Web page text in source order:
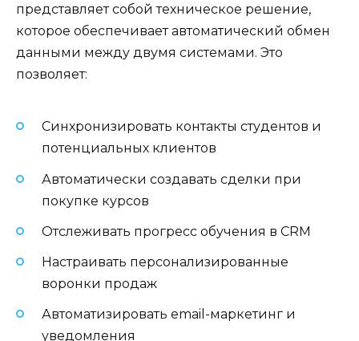
представляет собой техническое решение,
которое обеспечивает автоматический обмен
данными между двумя системами. Это
позволяет:
Синхронизировать контакты студентов и
потенциальных клиентов
Автоматически создавать сделки при
покупке курсов
Отслеживать прогресс обучения в CRM
Настраивать персонализированные
воронки продаж
Автоматизировать email-маркетинг и
уведомления